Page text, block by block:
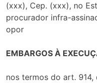
(xxx), Cep. (xxx), no
procurador infra-
opor
EMBARGOS À
nos termos do art.